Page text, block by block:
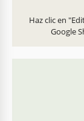
Haz clic en
Google